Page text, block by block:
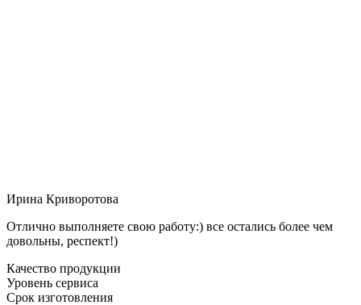
Ирина Криворотова
Отлично выполняете свою работу:) все остались более чем
довольны, респект!)
Качество продукции
Уровень сервиса
Срок изготовления